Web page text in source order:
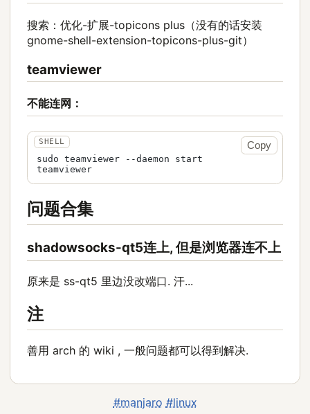
搜索：优化-扩展-topicons plus（没有的话安装
gnome-shell-extension-topicons-plus-git）
teamviewer
不能连网：
sudo teamviewer --daemon start
teamviewer
Copy
问题合集
shadowsocks-qt5连上, 但是浏览器连不上
原来是 ss-qt5 里边没改端口. 汗...
注
善用 arch 的 wiki , 一般问题都可以得到解决.
#manjaro #linux